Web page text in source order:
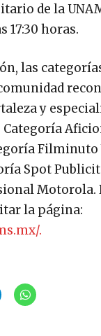
de la
17:30 horas.
las
y
Filminuto
Spot
Motorola.
la página:
.